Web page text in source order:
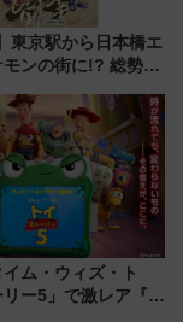
東京駅から日本橋エ
モンの街に!? 総勢
本格謎解き・グッズ
イム・ウィズ・ト
ー5」で激レア『ロ